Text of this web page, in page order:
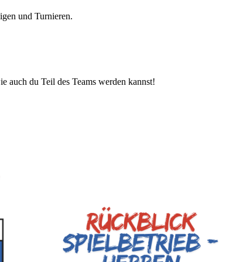
und Turnieren.
auch du Teil des Teams werden kannst!